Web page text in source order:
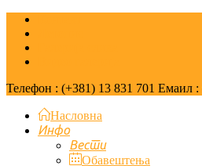
Телефон : (+381) 13 831 701 Емаил
Насловна
Инфо
Вести
Обавештења